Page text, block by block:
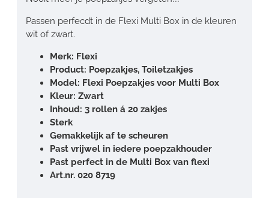
Passen perfecdt in de Flexi Multi Box in de kleuren
wit of zwart.
Merk: Flexi
Product: Poepzakjes, Toiletzakjes
Model: Flexi Poepzakjes voor Multi Box
Kleur: Zwart
Inhoud: 3 rollen á 20 zakjes
Sterk
Gemakkelijk af te scheuren
Past vrijwel in iedere poepzakhouder
Past perfect in de Multi Box van flexi
Art.nr. 020 8719